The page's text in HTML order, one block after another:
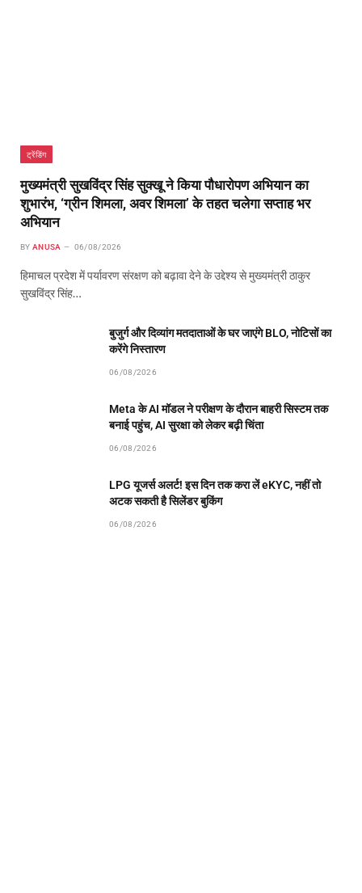
ट्रेंडिंग
मुख्यमंत्री सुखविंद्र सिंह सुक्खू ने किया पौधारोपण अभियान का
शुभारंभ, ‘ग्रीन शिमला, अवर शिमला’ के तहत चलेगा सप्ताह भर
अभियान
BY ANUSA 06/08/2026
हिमाचल प्रदेश में पर्यावरण संरक्षण को बढ़ावा देने के उद्देश्य से मुख्यमंत्री ठाकुर
सुखविंद्र सिंह…
बुजुर्ग और दिव्यांग मतदाताओं के घर जाएंगे BLO, नोटिसों का
करेंगे निस्तारण
06/08/2026
Meta के AI मॉडल ने परीक्षण के दौरान बाहरी सिस्टम तक
बनाई पहुंच, AI सुरक्षा को लेकर बढ़ी चिंता
06/08/2026
LPG यूजर्स अलर्ट! इस दिन तक करा लें eKYC, नहीं तो
अटक सकती है सिलेंडर बुकिंग
06/08/2026